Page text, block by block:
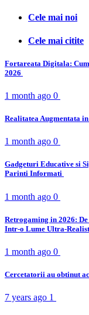
Cele mai noi
Cele mai citite
Fortareata Digitala:
2026
1 month ago 0
Realitatea Augmentata
1 month ago 0
Gadgeturi Educative si
Parinti Informati
1 month ago 0
Retrogaming in 2026:
Intr-o Lume Ultra-
1 month ago 0
Cercetatorii au obtinut
7 years ago 1